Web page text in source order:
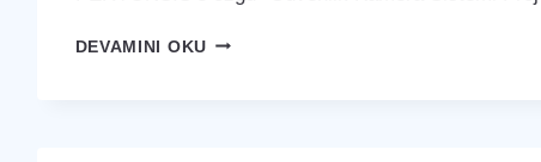
DEVAMINI OKUDAZKIRI